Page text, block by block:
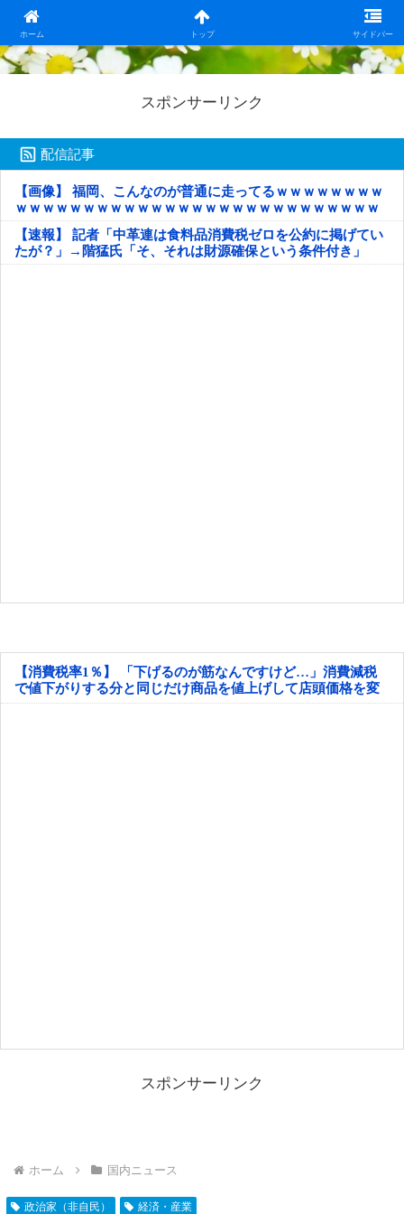
ホーム トップ サイドバー
日本第一！ニュース録
スポンサーリンク
配信記事
【画像】 福岡、こんなのが普通に走ってるｗｗｗｗｗｗｗｗ
ｗｗｗｗｗｗｗｗｗｗｗｗｗｗｗｗｗｗｗｗｗｗｗｗｗｗｗ
ｗｗｗｗｗ
【速報】 記者「中革連は食料品消費税ゼロを公約に掲げてい
たが？」→階猛氏「そ、それは財源確保という条件付き」
【消費税率1％】 「下げるのが筋なんですけど…」消費減税
で値下がりする分と同じだけ商品を値上げして店頭価格を変
えない店も
スポンサーリンク
ホーム 国内ニュース
政治家（非自民） 経済・産業